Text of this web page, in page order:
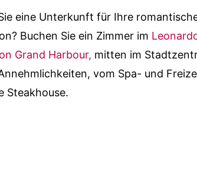
eine Unterkunft für Ihre
Buchen Sie ein Zimmer im
Grand Harbour, mitten im
vom Spa- und
Steakhouse.